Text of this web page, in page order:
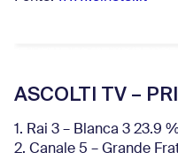
ASCOLTI TV –
1. Rai 3 – Blanca 3 23.9
2. Canale 5 – Grande